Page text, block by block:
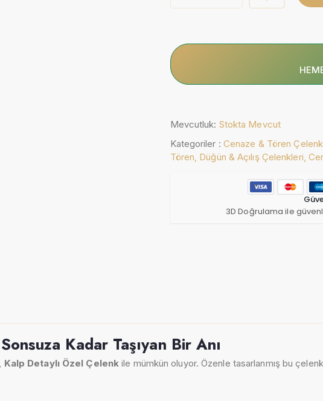
Mevcutluk: Stokta Mevcut
Kategoriler : Cenaze & Tören
Tören, Düğün & Açılış Çelenkleri,
3D Doğrulama ile
Kadar Taşıyan Bir Anı
Kalp Detaylı Özel Çelenk ile mümkün oluyor. Özenle tasarlanmış bu